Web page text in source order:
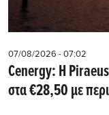
07/08/2026 - 07:02
Cenergy: Η Piraeus
στα €28,50 με